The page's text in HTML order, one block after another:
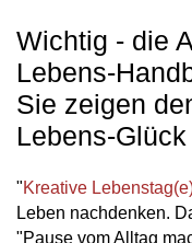
Wichtig - die
Lebens-
Sie zeigen
Lebens-Glück
"Kreative
Leben nachdenken.
"Pause vom Alltag